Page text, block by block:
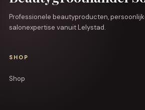
Professionele beautyproducten,
salonexpertise vanuit Lelystad.
SHOP
Shop